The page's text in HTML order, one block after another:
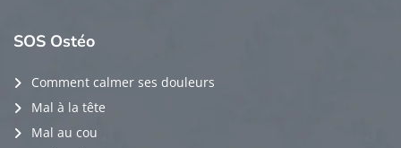
SOS Ostéo
Comment calmer ses douleurs
Mal à la tête
Mal au cou